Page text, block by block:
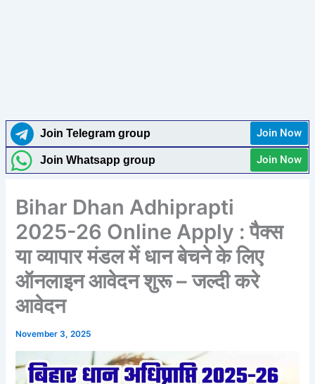
Join Telegram group Join Now
Join Whatsapp group Join Now
Bihar Dhan Adhiprapti
2025-26 Online Apply : पैक्स
या व्यापार मंडल में धान बेचने के लिए
ऑनलाइन आवेदन शुरू – जल्दी करे
आवेदन
November 3, 2025